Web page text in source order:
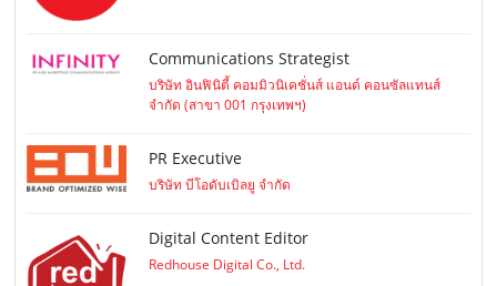
Communications Strategist
บริษัท อินฟินิตี้ คอมมิวนิเคชั่นส์ แอนด์ คอนซัลแทนส์
จำกัด (สาขา 001 กรุงเทพฯ)
PR Executive
บริษัท บีโอดับเบิลยู จำกัด
Digital Content Editor
Redhouse Digital Co., Ltd.